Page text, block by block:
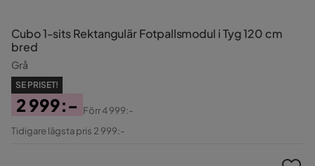
Cubo 1-sits Rektangulär Fotpallsmodul i Tyg 120 cm
bred
Grå
SE PRISET!
Pris
2 999:-
Original
Förr4 999:-
Tidigare lägsta pris 2 999:-